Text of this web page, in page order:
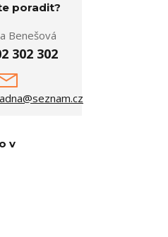
poradit?
Benešová
302 302
v